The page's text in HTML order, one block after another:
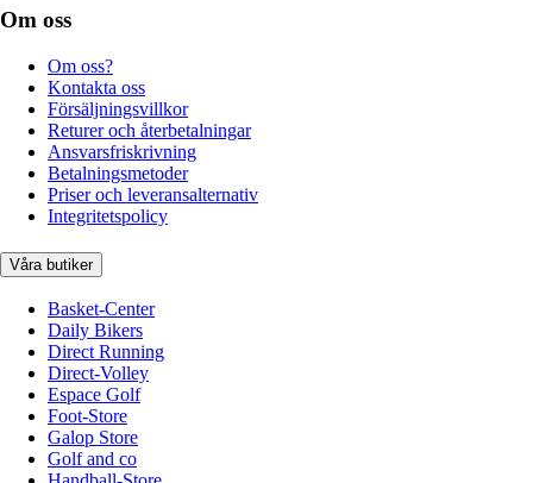
Om oss
Om oss?
Kontakta oss
Försäljningsvillkor
Returer och återbetalningar
Ansvarsfriskrivning
Betalningsmetoder
Priser och leveransalternativ
Integritetspolicy
Våra butiker
Basket-Center
Daily Bikers
Direct Running
Direct-Volley
Espace Golf
Foot-Store
Galop Store
Golf and co